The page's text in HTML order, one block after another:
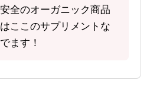
全のオーガニック商品
ここのサプリメントな
ます！